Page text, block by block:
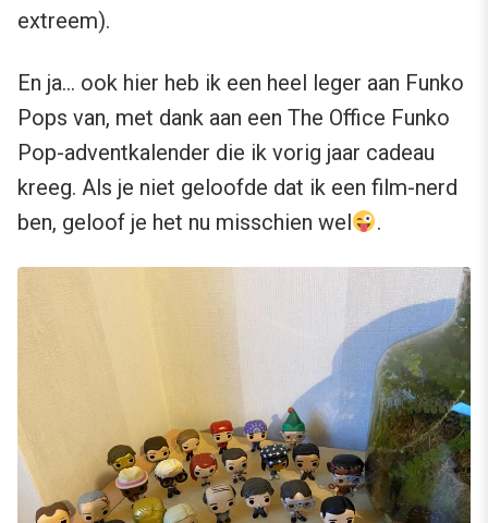
extreem).
En ja… ook hier heb ik een heel leger aan Funko
Pops van, met dank aan een The Office Funko
Pop-adventkalender die ik vorig jaar cadeau
kreeg. Als je niet geloofde dat ik een film-nerd
ben, geloof je het nu misschien wel
.